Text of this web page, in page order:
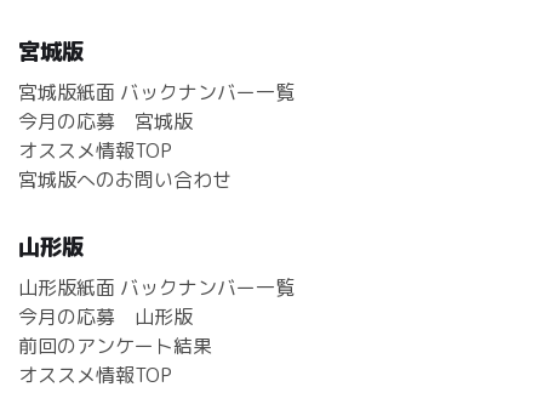
宮城版
宮城版紙面 バックナンバー一覧
今月の応募 宮城版
オススメ情報TOP
宮城版へのお問い合わせ
山形版
山形版紙面 バックナンバー一覧
今月の応募 山形版
前回のアンケート結果
オススメ情報TOP